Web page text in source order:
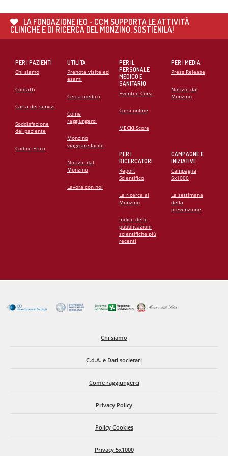
PROF. GIANFRANCO SINAGRA AL CONGRESSO
CARDIO MONZINO 2025
LA FONDAZIONE IEO - CCM SUPPORTA LE ATTIVITÀ
CLINICHE E DI RICERCA DEL MONZINO. SOSTIENILA!
PER I PAZIENTI
Chi siamo
Contatti
Carta dei servizi
Soddisfazione
del paziente
Codice Etico
UTILITÀ
Prenota visite ed
esami
Cerca medico
Come
raggiungerci
Monzino
viaggiare facile
Notizie dal
Monzino
Lavora con noi
PER IL
PERSONALE
MEDICO E
SANITARIO
Eventi e Corsi
Corsi online
MECKI Score
PER I
RICERCATORI
Report
Scientifico
La ricerca al
Monzino
Indice delle
pubblicazioni
scientifiche più
recenti
PER I MEDIA
Press Release
Notizie dal
Monzino
CAMPAGNE E
INIZIATIVE
Campagna
5x1000
La settimana
della
prevenzione
Chi siamo
C.d.A. e Dati societari
Come raggiungerci
Privacy Policy
Policy Cookies
Privacy 5x1000